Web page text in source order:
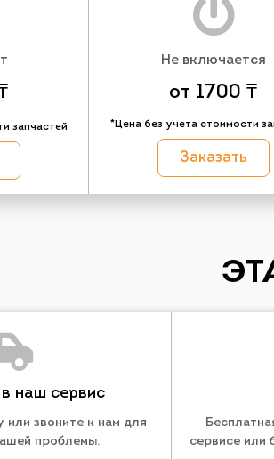
запчастей
Не включается
от 1700 ₸
*Цена без учета стоимости
Заказать
наш сервис
или звоните к нам для
проблемы.
сервисе или